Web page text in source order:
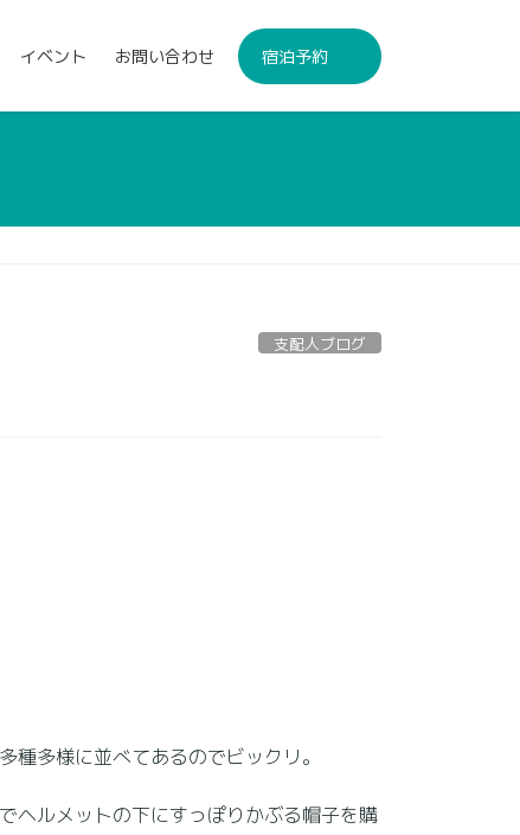
イベント お問い合わせ 宿泊予約
支配人ブログ
多様に並べてあるのでビックリ。
ヘルメットの下にすっぽりかぶる帽子を購